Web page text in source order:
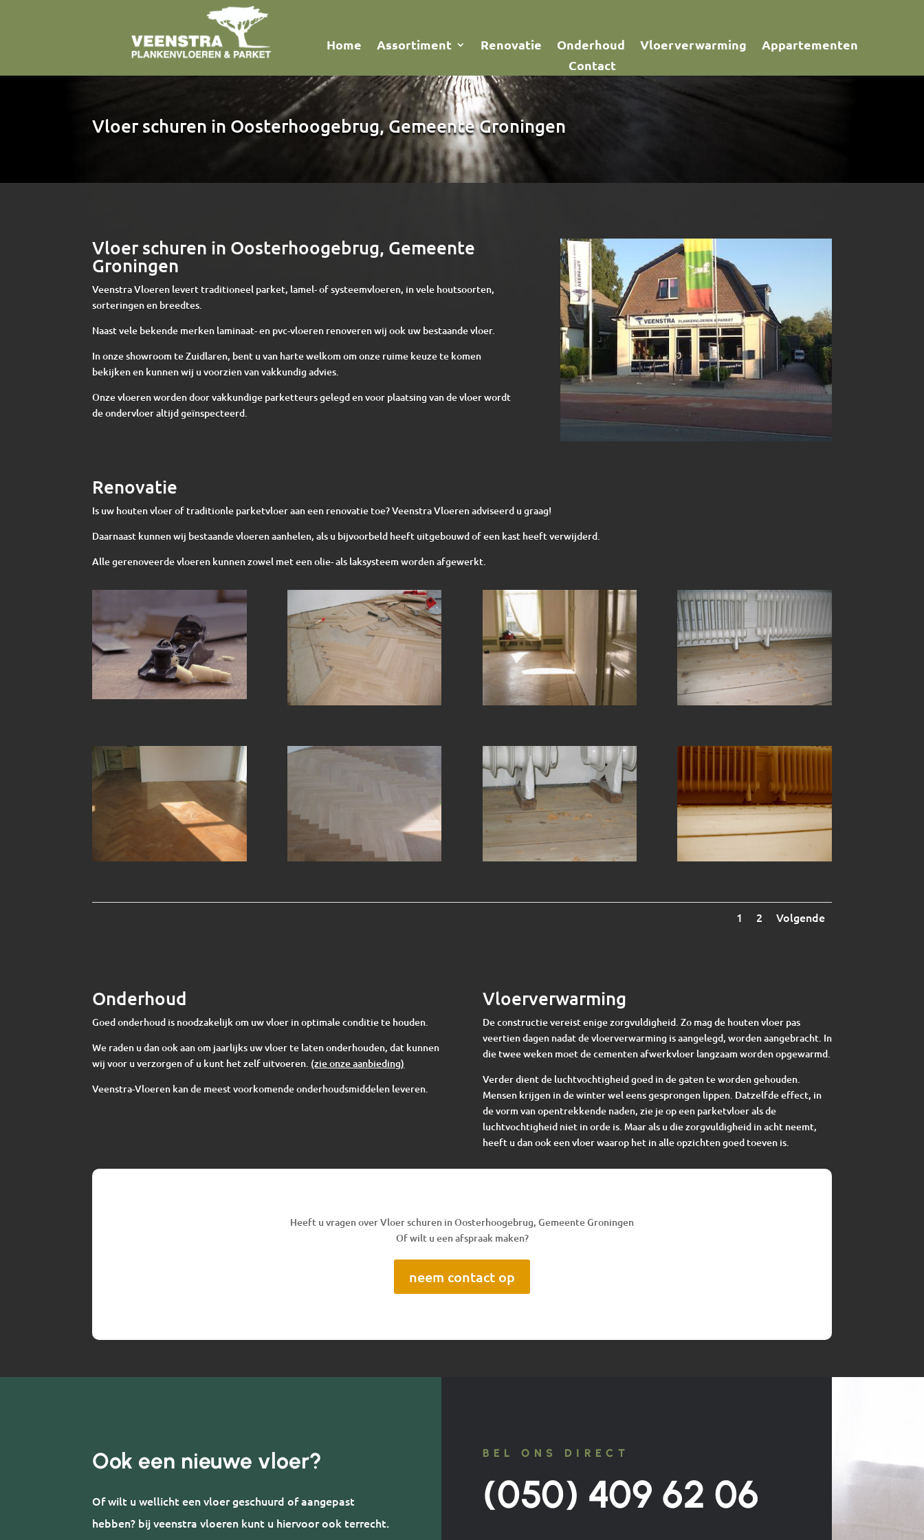
Home Assortiment Renovatie Onderhoud Vloerverwarming
Appartementen
Contact
Vloer schuren in Oosterhoogebrug, Gemeente Groningen
Vloer schuren in Oosterhoogebrug, Gemeente
Groningen
Veenstra Vloeren levert traditioneel parket, lamel- of systeemvloeren, in vele houtsoorten,
sorteringen en breedtes.
Naast vele bekende merken laminaat- en pvc-vloeren renoveren wij ook uw bestaande vloer.
In onze showroom te Zuidlaren, bent u van harte welkom om onze ruime keuze te komen
bekijken en kunnen wij u voorzien van vakkundig advies.
Onze vloeren worden door vakkundige parketteurs gelegd en voor plaatsing van de vloer wordt
de ondervloer altijd geïnspecteerd.
Renovatie
Is uw houten vloer of traditionle parketvloer aan een renovatie toe? Veenstra Vloeren adviseerd u graag!
Daarnaast kunnen wij bestaande vloeren aanhelen, als u bijvoorbeld heeft uitgebouwd of een kast heeft verwijderd.
Alle gerenoveerde vloeren kunnen zowel met een olie- als laksysteem worden afgewerkt.
1 2 Volgende
Onderhoud
Goed onderhoud is noodzakelijk om uw vloer in optimale conditie te houden.
We raden u dan ook aan om jaarlijks uw vloer te laten onderhouden, dat kunnen
wij voor u verzorgen of u kunt het zelf uitvoeren. (zie onze aanbieding)
Veenstra-Vloeren kan de meest voorkomende onderhoudsmiddelen leveren.
Vloerverwarming
De constructie vereist enige zorgvuldigheid. Zo mag de houten vloer pas
veertien dagen nadat de vloerverwarming is aangelegd, worden aangebracht. In
die twee weken moet de cementen afwerkvloer langzaam worden opgewarmd.
Verder dient de luchtvochtigheid goed in de gaten te worden gehouden.
Mensen krijgen in de winter wel eens gesprongen lippen. Datzelfde effect, in
de vorm van opentrekkende naden, zie je op een parketvloer als de
luchtvochtigheid niet in orde is. Maar als u die zorgvuldigheid in acht neemt,
heeft u dan ook een vloer waarop het in alle opzichten goed toeven is.
Heeft u vragen over Vloer schuren in Oosterhoogebrug, Gemeente Groningen
Of wilt u een afspraak maken?
neem contact op
Ook een nieuwe vloer?
Of wilt u wellicht een vloer geschuurd of aangepast
hebben? bij veenstra vloeren kunt u hiervoor ook terrecht.
BEL ONS DIRECT
(050) 409 62 06